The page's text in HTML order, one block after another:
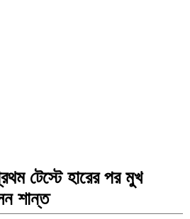
টেস্টে হারের পর মুখ
শান্ত